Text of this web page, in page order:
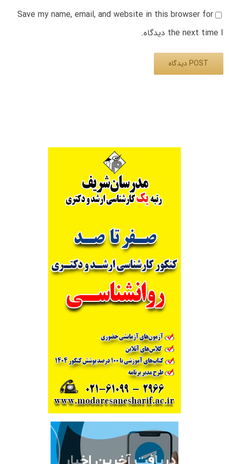
Save my name, email, and website in this browser for
the next time I دیدگاه.